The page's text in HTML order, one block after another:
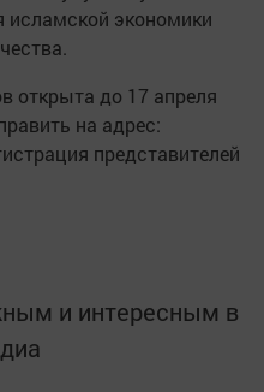
экономики
открыта до 17 апреля
на адрес:
представителей
и интересным в